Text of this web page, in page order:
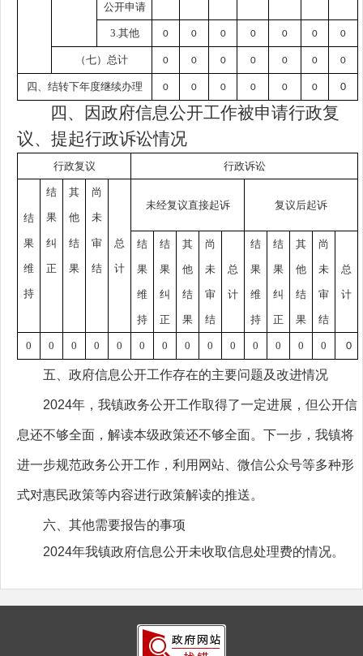
公开申请
3.其他 0 0 0 0 0 0 0
（七）总计 0 0 0 0 0 0 0
四、结转下年度继续办理 0 0 0 0 0 0 0
四、因政府信息公开工作被申请行政复
议、提起行政诉讼情况
行政复议 行政诉讼
结
果
维
持
结
果
其
他
尚
未
总
计
未经复议直接起诉 复议后起诉
纠
正
结
果
审
结
结
果
结
果
其
他
尚
未 总
计
结
果
结
果
其
他
尚
未 总
计
维
持
纠
正
结
果
审
结
维
持
纠
正
结
果
审
结
0 0 0 0 0 0 0 0 0 0 0 0 0 0 0
五、政府信息公开工作存在的主要问题及改进情况
2024年，我镇政务公开工作取得了一定进展，但公开信
息还不够全面，解读本级政策还不够全面。下一步，我镇将
进一步规范政务公开工作，利用网站、微信公众号等多种形
式对惠民政策等内容进行政策解读的推送。
六、其他需要报告的事项
2024年我镇政府信息公开未收取信息处理费的情况。